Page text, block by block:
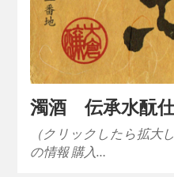
濁酒 伝承水酛
（クリックしたら拡大
の情報 購入…